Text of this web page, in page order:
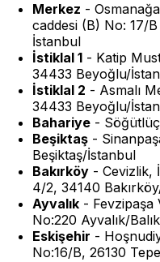
Merkez -
caddesi (B) No: 17/B
İstanbul
İstiklal 1 - Katip
34433 Beyoğlu/
İstiklal 2 - Asmalı
34433 Beyoğlu/
Bahariye -
Beşiktaş -
Beşiktaş/İstanbul
Bakırköy - Cevizlik,
4/2, 34140
Ayvalık - Fevzipaşa
No:220 Ayvalık/
Eskişehir -
No:16/B, 26130